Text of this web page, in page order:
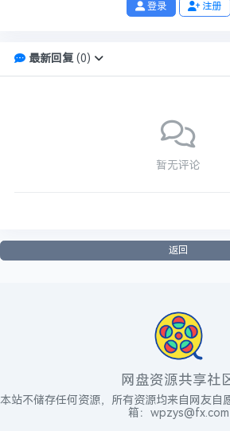
登录 注册
最新回复(0)
暂无评论
返回
网盘资源共享社
本站不储存任何资源，所有资源均来自网友自
箱：wpzys@fx.com